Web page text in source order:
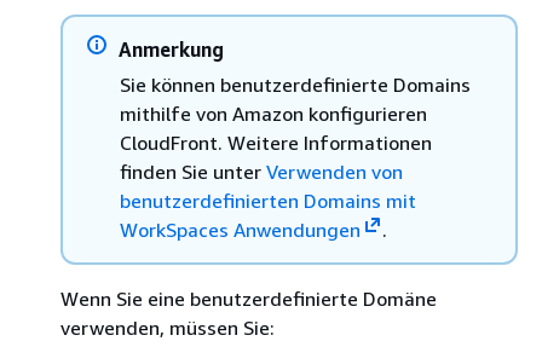
Anmerkung
Sie können benutzerdefinierte Domains
mithilfe von Amazon konfigurieren
CloudFront. Weitere Informationen
finden Sie unter Verwenden von
benutzerdefinierten Domains mit
WorkSpaces Anwendungen
.
Wenn Sie eine benutzerdefinierte Domäne
verwenden, müssen Sie: